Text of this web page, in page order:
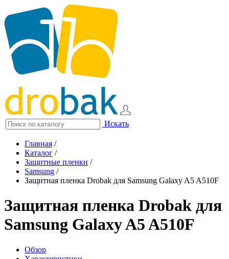
Искать
Главная /
Каталог /
Защитные пленки /
Samsung /
Защитная пленка Drobak для Samsung Galaxy A5 A510F
Защитная пленка Drobak для
Samsung Galaxy A5 A510F
Обзор